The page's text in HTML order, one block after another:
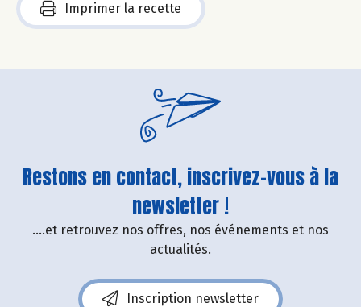
Imprimer la recette
Restons en contact, inscrivez-vous à la
newsletter !
....et retrouvez nos offres, nos événements et nos
actualités.
Inscription newsletter